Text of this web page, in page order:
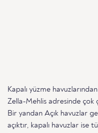
Kapalı yüzme
Zella-Mehlis adresinde çok
Bir yandan Açık havuzlar
açıktır, kapalı havuzlar ise